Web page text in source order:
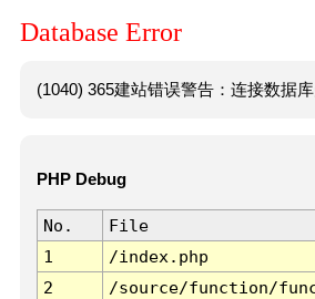
Database Error
(1040) 365建站错误警告：连接数据
PHP Debug
No. File
1
/index.php
2
/source/function/